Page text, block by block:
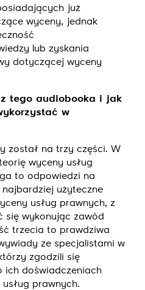
już
wyceny, jednak
lub zyskania
dotyczącej wyceny
tego audiobooka i jak
w
został na trzy części. W
wyceny usług
to odpowiedzi na
użyteczne
usług prawnych, z
się wykonując zawód
trzecia to prawdziwa
ze specjalistami w
zgodzili się
ich doświadczeniach
prawnych.